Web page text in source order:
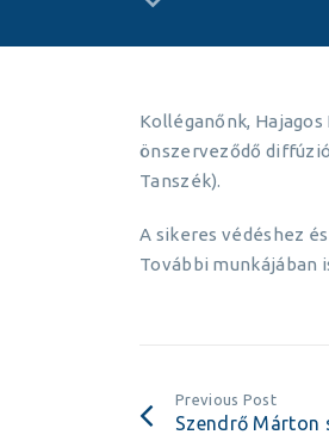
Kolléganőnk, Hajagos
önszerveződő
Tanszék).
A sikeres védéshez
További munkájában
Previous Post
Szendrő Márton